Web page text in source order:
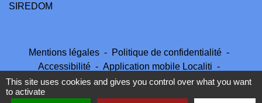
SIREDOM
Mentions légales - Politique de confidentialité -
Accessibilité - Application mobile Localiti -
Plan du site - Gestion des cookies
This site uses cookies and gives you control over what you want
to activate